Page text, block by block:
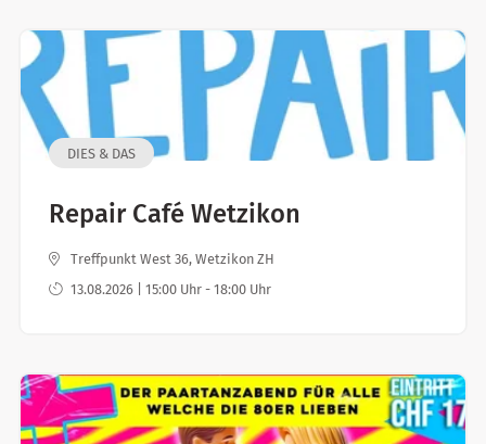
DIES & DAS
Repair Café Wetzikon
Treffpunkt West 36, Wetzikon ZH
13.08.2026 | 15:00 Uhr - 18:00 Uhr